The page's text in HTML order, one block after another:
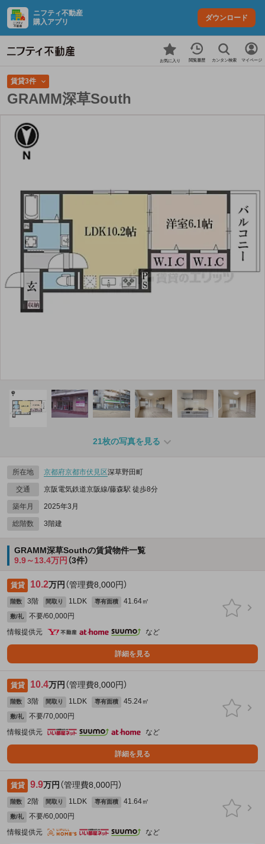
ニフティ不動産
購入アプリ
ダウンロード
お気に入り 閲覧履歴 カンタン検索 マイページ
賃貸3件
GRAMM深草South
21枚の写真を見る
所在地 京都府京都市伏見区深草野田町
交通 京阪電気鉄道京阪線/藤森駅 徒歩8分
築年月 2025年3月
総階数 3階建
GRAMM深草Southの賃貸物件一覧
9.9～13.4万円 （3件）
賃貸 10.2万円 （管理費8,000円）
階数 3階 間取り 1LDK 専有面積 41.64㎡
敷/礼
不要/60,000円
情報提供元
など
詳細を見る
賃貸 10.4万円 （管理費8,000円）
階数 3階 間取り 1LDK 専有面積 45.24㎡
敷/礼
不要/70,000円
情報提供元
など
詳細を見る
賃貸 9.9万円 （管理費8,000円）
階数 2階 間取り 1LDK 専有面積 41.64㎡
敷/礼
不要/60,000円
情報提供元
など